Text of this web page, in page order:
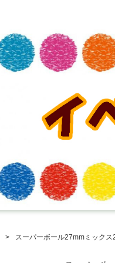
スーパーボール27mmミック